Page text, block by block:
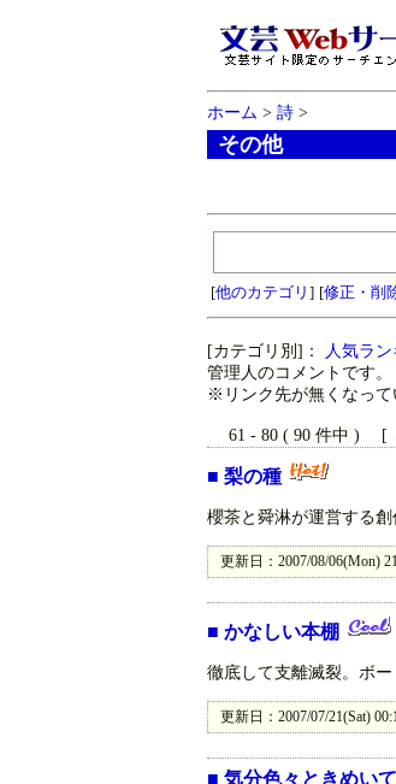
ホーム > 詩 >
その他
[他のカテゴリ ] [修正・削
[カテゴリ別]： 人気ラ
管理人のコメントです。
※リンク先が無くなっ
61 - 80 ( 90 件中 ) [
■ 梨の種
櫻茶と舜淋が運営する
更新日：2007/08/06(Mon)
■ かなしい本棚
徹底して支離滅裂。ボー
更新日：2007/07/21(Sat)
■ 気分色々ときめいて